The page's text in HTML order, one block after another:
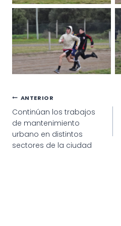
Navegación
de
entradas
ANTERIOR
Continúan los trabajos
de mantenimiento
urbano en distintos
sectores de la ciudad